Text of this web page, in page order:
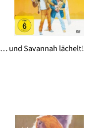
… und Savannah lächelt!